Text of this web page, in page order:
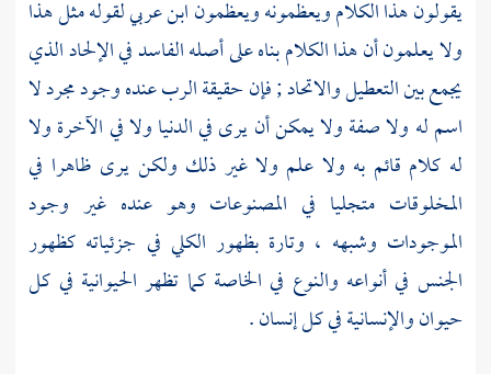
يقولون هذا الكلام ويعظمونه ويعظمونابن عربيلقوله مثل هذا
ولا يعلمون أن هذا الكلام بناه على أصله الفاسد في الإلحاد الذي
يجمع بين التعطيل والاتحاد ; فإن حقيقة الرب عنده وجود مجرد لا
اسم له ولا صفة ولا يمكن أن يرى في الدنيا ولا في الآخرة ولا
له كلام قائم به ولا علم ولا غير ذلك ولكن يرى ظاهرا في
المخلوقات متجليا في المصنوعات وهو عنده غير وجود
الموجودات وشبهه ، وتارة بظهور الكلي في جزئياته كظهور
الجنس في أنواعه والنوع في الخاصة كما تظهر الحيوانية في كل
حيوان والإنسانية في كل إنسان .